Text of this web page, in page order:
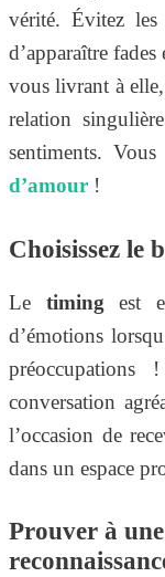
vérité. Évitez les
d’apparaître
vous livrant à
relation
sentiments.
d’amour !
Choisissez le
Le timing est
d’émotions
préoccupations
conversation
l’occasion de
dans un espace
Prouver à